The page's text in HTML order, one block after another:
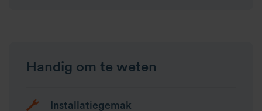
Handig om te weten
Installatiegemak